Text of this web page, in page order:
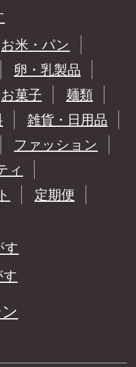
お米・パン
卵・乳製品
お菓子
麺類
雑貨・日用品
ファッション
ィ
定期便
す
す